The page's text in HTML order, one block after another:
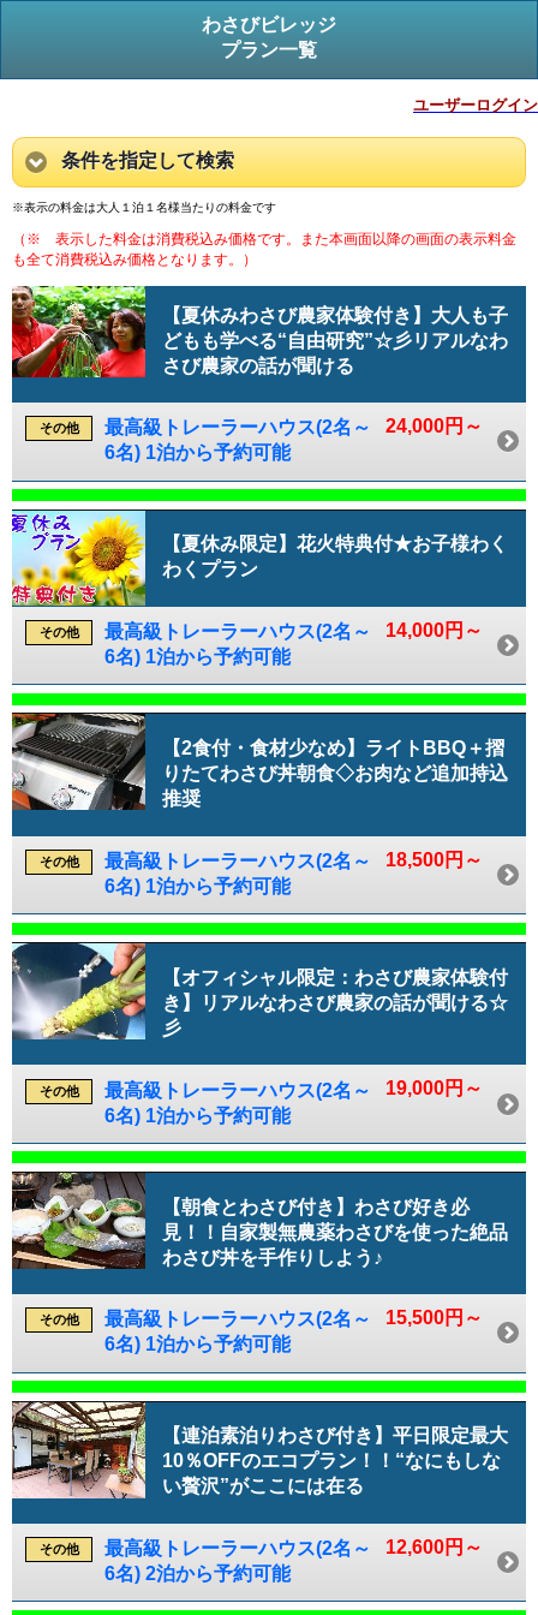
わさびビレッジ
プラン一覧
ユーザーログイン
条件を指定して検索
※表示の料金は大人１泊１名様当たりの料金です
（※ 表示した料金は消費税込み価格です。また本画面以降の画面の表示料金
も全て消費税込み価格となります。）
【夏休みわさび農家体験付き】大人も子
どもも学べる“自由研究”☆彡リアルなわ
さび農家の話が聞ける
24,000円～
その他
最高級トレーラーハウス(2名～
6名) 1泊から予約可能
【夏休み限定】花火特典付★お子様わく
わくプラン
14,000円～
その他
最高級トレーラーハウス(2名～
6名) 1泊から予約可能
【2食付・食材少なめ】ライトBBQ＋摺
りたてわさび丼朝食◇お肉など追加持込
推奨
18,500円～
その他
最高級トレーラーハウス(2名～
6名) 1泊から予約可能
【オフィシャル限定：わさび農家体験付
き】リアルなわさび農家の話が聞ける☆
彡
19,000円～
その他
最高級トレーラーハウス(2名～
6名) 1泊から予約可能
【朝食とわさび付き】わさび好き必
見！！自家製無農薬わさびを使った絶品
わさび丼を手作りしよう♪
15,500円～
その他
最高級トレーラーハウス(2名～
6名) 1泊から予約可能
【連泊素泊りわさび付き】平日限定最大
10％OFFのエコプラン！！“なにもしな
い贅沢”がここには在る
12,600円～
その他
最高級トレーラーハウス(2名～
6名) 2泊から予約可能